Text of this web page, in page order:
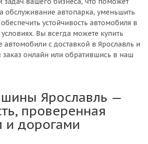
обслуживание автопарка, уменьшить
устойчивость автомобиля в
Вы всегда можете купить
с доставкой в Ярославль и
онлайн или обратившись в наш
шины Ярославль —
проверенная
и дорогами